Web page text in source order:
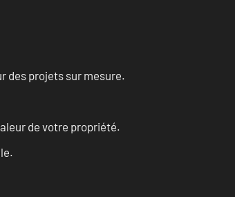
des projets sur mesure.
de votre propriété.